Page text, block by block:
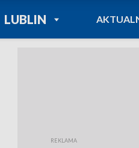
LUBLINPOWRÓT DO
TVP REGIONY